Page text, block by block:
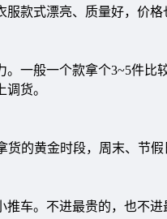
款式漂亮、质量好，价
一般一个款拿个3~5件比
货。
的黄金时段，周末、节
车。不进最贵的，也不